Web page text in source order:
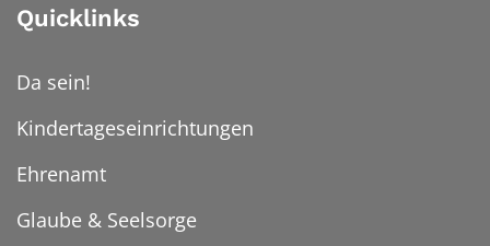
Quicklinks
Da sein!
Kindertageseinrichtungen
Ehrenamt
Glaube & Seelsorge